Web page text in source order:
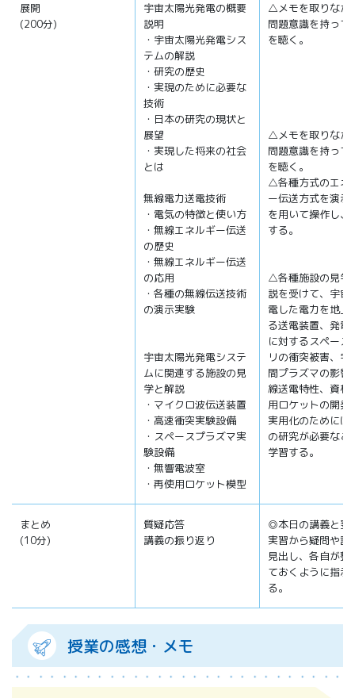
展開
(200分)
宇宙太陽光発電の概要
説明
・宇宙太陽光発電シス
テムの解説
・研究の歴史
・実現のために必要な
技術
・日本の研究の現状と
展望
・実現した将来の社会
とは
無線電力送電技術
・電気の特徴と使い方
・無線エネルギー伝送
の歴史
・無線エネルギー伝送
の応用
・各種の無線伝送技術
の演示実験
宇宙太陽光発電システ
ムに関連する施設の見
学と解説
・マイクロ波伝送装置
・高速衝突実験設備
・スペースプラズマ実
験設備
・無響電波室
・再使用ロケット模型
△メモを取りなが
問題意識を持って
を聴く。
△メモを取りなが
問題意識を持って
を聴く。
△各種方式のエネ
ー伝送方式を演示
を用いて操作し、
する。
△各種施設の見学
説を受けて、宇宙
電した電力を地上
る送電装置、発電
に対するスペース
リの衝突被害、宇
間プラズマの影響
線送電特性、資材
用ロケットの開発
実用化のためには
の研究が必要なこ
学習する。
まとめ
(10分)
質疑応答
講義の振り返り
◎本日の講義と翌
実習から疑問や課
見出し、各自が整
ておくように指示
る。
授業の感想・メモ